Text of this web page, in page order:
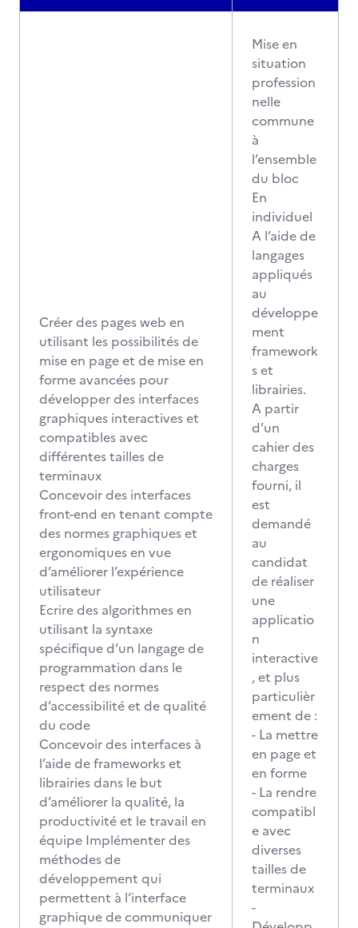
Créer des pages web en
utilisant les possibilités de
mise en page et de mise en
forme avancées pour
développer des interfaces
graphiques interactives et
compatibles avec
différentes tailles de
terminaux
Concevoir des interfaces
front-end en tenant compte
des normes graphiques et
ergonomiques en vue
d’améliorer l’expérience
utilisateur
Ecrire des algorithmes en
utilisant la syntaxe
spécifique d’un langage de
programmation dans le
respect des normes
d’accessibilité et de qualité
du code
Concevoir des interfaces à
l’aide de frameworks et
librairies dans le but
d’améliorer la qualité, la
productivité et le travail en
équipe Implémenter des
méthodes de
développement qui
permettent à l’interface
graphique de communiquer
Mise en
situation
profession
nelle
commune
à
l’ensemble
du bloc
En
individuel
A l’aide de
langages
appliqués
au
développe
ment
framework
s et
librairies.
A partir
d’un
cahier des
charges
fourni, il
est
demandé
au
candidat
de réaliser
une
applicatio
n
interactive
, et plus
particulièr
ement de :
- La mettre
en page et
en forme
- La rendre
compatibl
e avec
diverses
tailles de
terminaux
-